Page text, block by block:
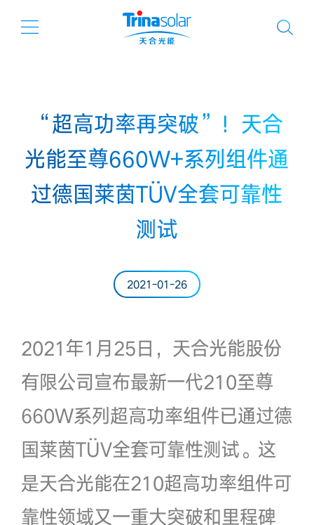
“超高功率再突破”！天合
光能至尊660W+系列组件通
过德国莱茵TÜV全套可靠性
测试
2021-01-26
2021年1月25日，天合光能股份
有限公司宣布最新一代210至尊
660W系列超高功率组件已通过德
国莱茵TÜV全套可靠性测试。这
是天合光能在210超高功率组件可
靠性领域又一重大突破和里程碑